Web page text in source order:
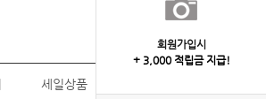
세일상품
회원가입시
+ 3,000 적립금 지급!